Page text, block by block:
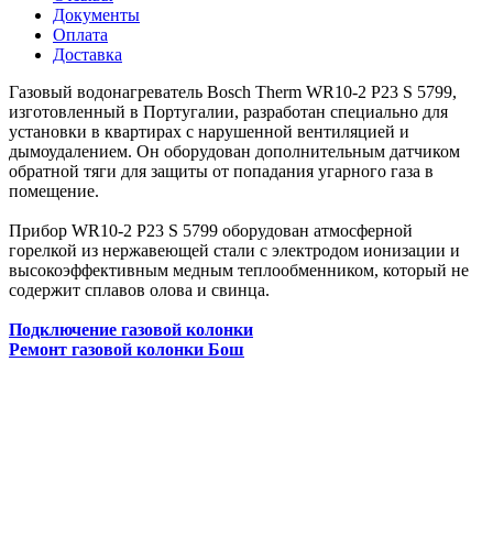
Документы
Оплата
Доставка
Газовый водонагреватель Bosch Therm WR10-2 P23 S 5799,
изготовленный в Португалии, разработан специально для
установки в квартирах с нарушенной вентиляцией и
дымоудалением. Он оборудован дополнительным датчиком
обратной тяги для защиты от попадания угарного газа в
помещение.
Прибор WR10-2 P23 S 5799 оборудован атмосферной
горелкой из нержавеющей стали с электродом ионизации и
высокоэффективным медным теплообменником, который не
содержит сплавов олова и свинца.
Подключение газовой колонки
Ремонт газовой колонки Бош